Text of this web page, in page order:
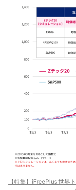
【特集】iFreePlus 世界